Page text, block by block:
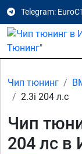
Telegram:
Чип тюнинг
2.3i 204 л.с
Чип
204 лс в